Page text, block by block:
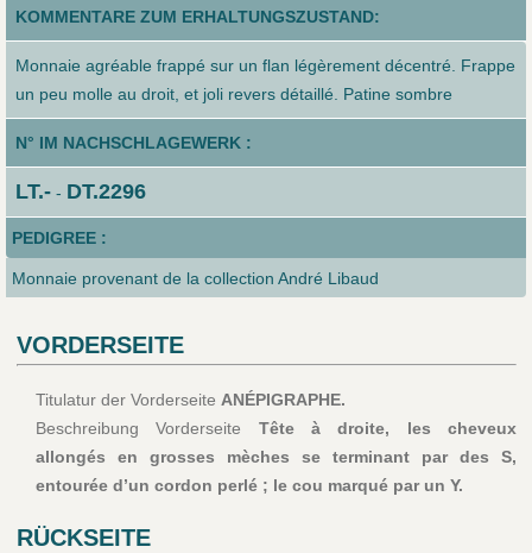
KOMMENTARE ZUM ERHALTUNGSZUSTAND:
Monnaie agréable frappé sur un flan légèrement décentré. Frappe
un peu molle au droit, et joli revers détaillé. Patine sombre
N° IM NACHSCHLAGEWERK :
LT.-- DT.2296
PEDIGREE :
Monnaie provenant de la collection André Libaud
VORDERSEITE
Titulatur der Vorderseite ANÉPIGRAPHE.
Beschreibung Vorderseite Tête à droite, les cheveux
allongés en grosses mèches se terminant par des S,
entourée d’un cordon perlé ; le cou marqué par un Y.
RÜCKSEITE